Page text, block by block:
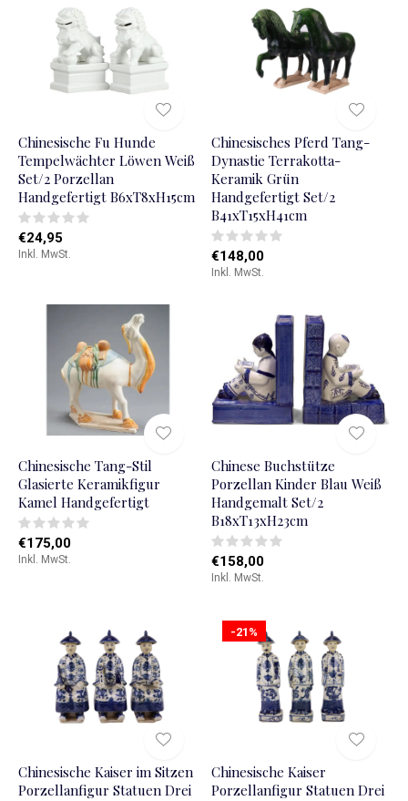
Chinesische Fu Hunde
Tempelwächter Löwen Weiß
Set/2 Porzellan
Handgefertigt B6xT8xH15cm
€24,95
Inkl. MwSt.
Chinesisches Pferd Tang-
Dynastie Terrakotta-
Keramik Grün
Handgefertigt Set/2
B41xT15xH41cm
€148,00
Inkl. MwSt.
Chinesische Tang-Stil
Glasierte Keramikfigur
Kamel Handgefertigt
€175,00
Inkl. MwSt.
Chinese Buchstütze
Porzellan Kinder Blau Weiß
Handgemalt Set/2
B18xT13xH23cm
€158,00
Inkl. MwSt.
Chinesische Kaiser im Sitzen
Porzellanfigur Statuen Drei
-21%
Chinesische Kaiser
Porzellanfigur Statuen Drei